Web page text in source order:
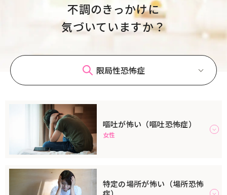
不調のきっかけに
気づいていますか？
限局性恐怖症
嘔吐が怖い（嘔吐恐怖症）
女性
特定の場所が怖い（場所恐怖